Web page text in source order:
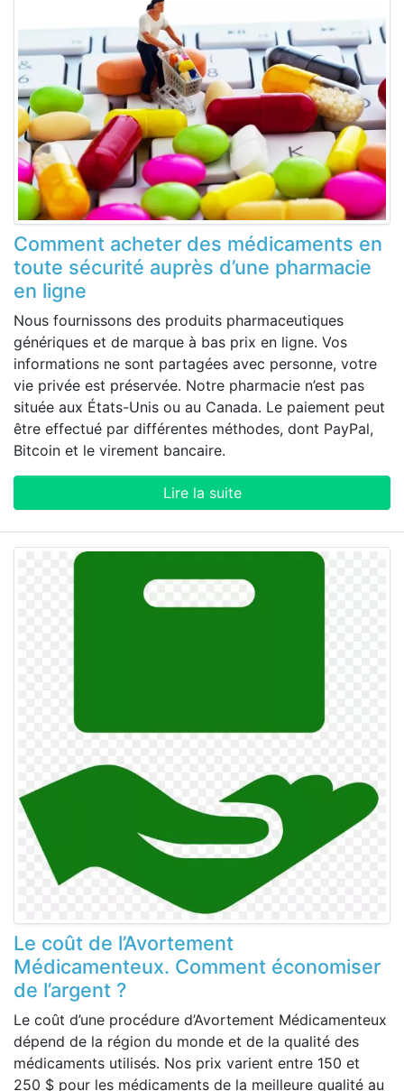
Comment acheter des médicaments en
toute sécurité auprès d’une pharmacie
en ligne
Nous fournissons des produits pharmaceutiques
génériques et de marque à bas prix en ligne. Vos
informations ne sont partagées avec personne, votre
vie privée est préservée. Notre pharmacie n’est pas
située aux États-Unis ou au Canada. Le paiement peut
être effectué par différentes méthodes, dont PayPal,
Bitcoin et le virement bancaire.
Lire la suite
Le coût de l’Avortement
Médicamenteux. Comment économiser
de l’argent ?
Le coût d’une procédure d’Avortement Médicamenteux
dépend de la région du monde et de la qualité des
médicaments utilisés. Nos prix varient entre 150 et
250 $ pour les médicaments de la meilleure qualité au